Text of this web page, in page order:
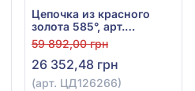
Цепочка из красного
золота 585°, арт.
ЦД126266
59 892,00 грн
26 352,48 грн
(арт. ЦД126266)